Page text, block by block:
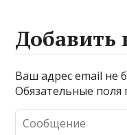
Добавить
Ваш адрес email не
Обязательные